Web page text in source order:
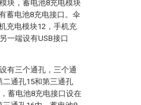
块，蓄电池8充电模块
蓄电池8充电接口。伞
充电模块12，手机充
一端设有USB接口
有三个通孔，三个通
通孔15和第三通孔
蓄电池8充电接口设在